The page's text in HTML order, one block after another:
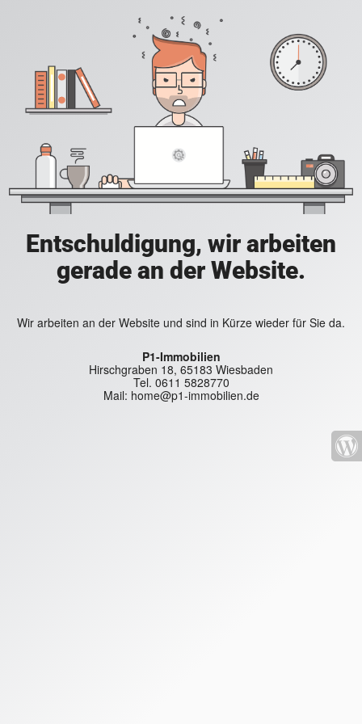
Entschuldigung, wir arbeiten
gerade an der Website.
Wir arbeiten an der Website und sind in Kürze wieder für Sie da.
P1-Immobilien
Hirschgraben 18, 65183 Wiesbaden
Tel. 0611 5828770
Mail: home@p1-immobilien.de